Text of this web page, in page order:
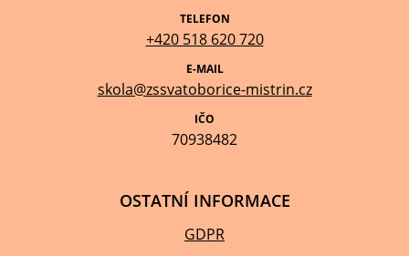
TELEFON
+420 518 620 720
E-MAIL
skola@zssvatoborice-mistrin.cz
IČO
70938482
OSTATNÍ INFORMACE
GDPR